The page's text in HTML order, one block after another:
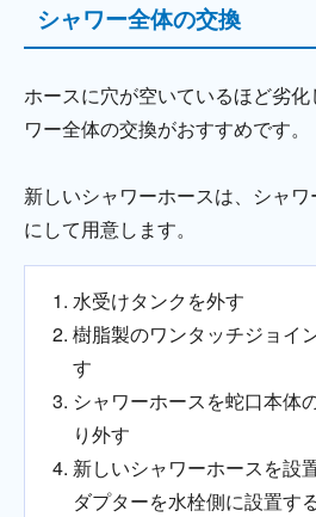
シャワー全体の交換
ホースに穴が空いているほど劣
ワー全体の交換がおすすめです。
新しいシャワーホースは、シャ
にして用意します。
水受けタンクを外す
樹脂製のワンタッチジョイ
す
シャワーホースを蛇口本体
り外す
新しいシャワーホースを設
ダプターを水栓側に設置す